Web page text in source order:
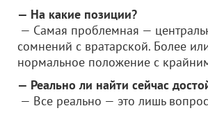
— На какие позиции?
— Самая проблемная —
сомнений с вратарской. Более
нормальное положение с
— Реально ли найти сейчас
— Все реально — это лишь